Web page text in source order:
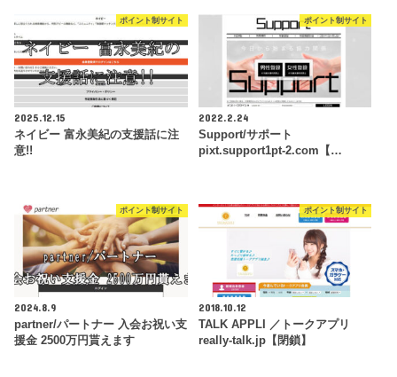
ポイント制サイト
2025.12.15
ネイビー 富永美紀の支援話に注
意!!
ポイント制サイト
2022.2.24
Support/サポート
pixt.support1pt-2.com【…
ポイント制サイト
2024.8.9
partner/パートナー 入会お祝い支
援金 2500万円貰えます
ポイント制サイト
2018.10.12
TALK APPLI ／トークアプリ
really-talk.jp【閉鎖】